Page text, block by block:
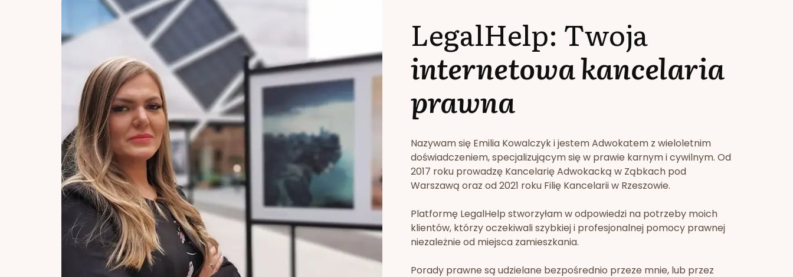
LegalHelp: Twoja
internetowa kancelaria
prawna
Nazywam się Emilia Kowalczyk i jestem Adwokatem z wieloletnim
doświadczeniem, specjalizującym się w prawie karnym i cywilnym. Od
2017 roku prowadzę Kancelarię Adwokacką w Ząbkach pod
Warszawą oraz od 2021 roku Filię Kancelarii w Rzeszowie.
Platformę LegalHelp stworzyłam w odpowiedzi na potrzeby moich
klientów, którzy oczekiwali szybkiej i profesjonalnej pomocy prawnej
niezależnie od miejsca zamieszkania.
Porady prawne są udzielane bezpośrednio przeze mnie, lub przez